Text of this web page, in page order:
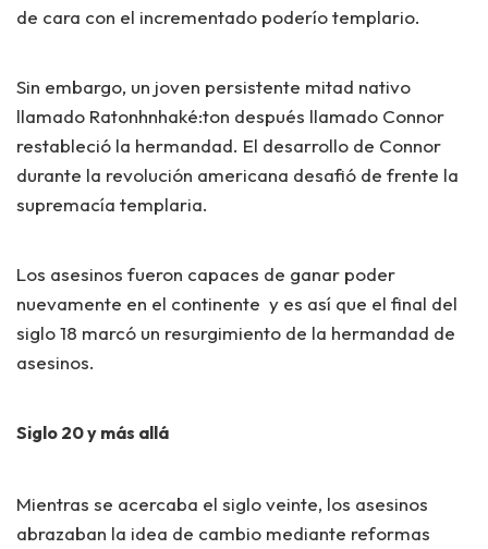
de cara con el incrementado poderío templario.
Sin embargo, un joven persistente mitad nativo
llamado Ratonhnhaké:ton después llamado Connor
restableció la hermandad. El desarrollo de Connor
durante la revolución americana desafió de frente la
supremacía templaria.
Los asesinos fueron capaces de ganar poder
nuevamente en el continente y es así que el final del
siglo 18 marcó un resurgimiento de la hermandad de
asesinos.
Siglo 20 y más allá
Mientras se acercaba el siglo veinte, los asesinos
abrazaban la idea de cambio mediante reformas